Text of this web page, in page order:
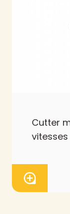
Cutter
vitesses